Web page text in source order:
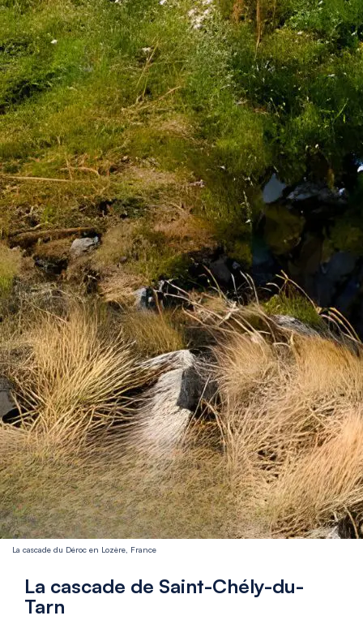
La cascade du Déroc en Lozère, France
La cascade de Saint-Chély-du-
Tarn